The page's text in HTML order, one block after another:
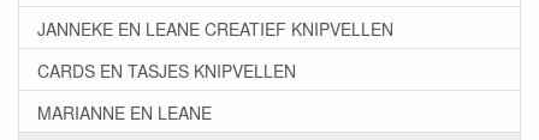
JANNEKE EN LEANE CREATIEF KNIPVELLEN
CARDS EN TASJES KNIPVELLEN
MARIANNE EN LEANE